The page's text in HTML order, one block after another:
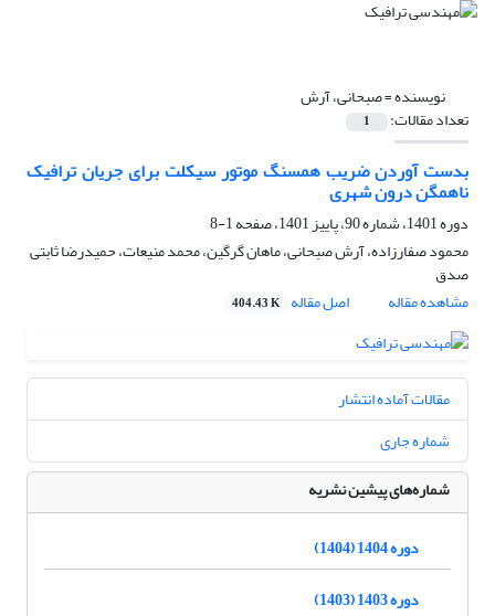
نویسنده =صبحانی، آرش
تعداد مقالات: 1
بدست آوردن ضریب همسنگ موتور سیکلت برای جریان ترافیک
ناهمگن درون شهری
دوره 1401، شماره 90، پاییز 1401، صفحه
1-8
محمود صفارزاده، آرش صبحانی، ماهان گرگین، محمد منیعات، حمیدرضا ثابتی
صدق
مشاهده مقاله
اصل مقاله 404.43 K
مقالات آماده انتشار
شماره جاری
شماره‌های پیشین نشریه
دوره 1404 (1404)
دوره 1403 (1403)